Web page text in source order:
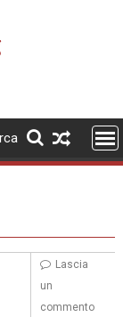
Lascia
un
commento